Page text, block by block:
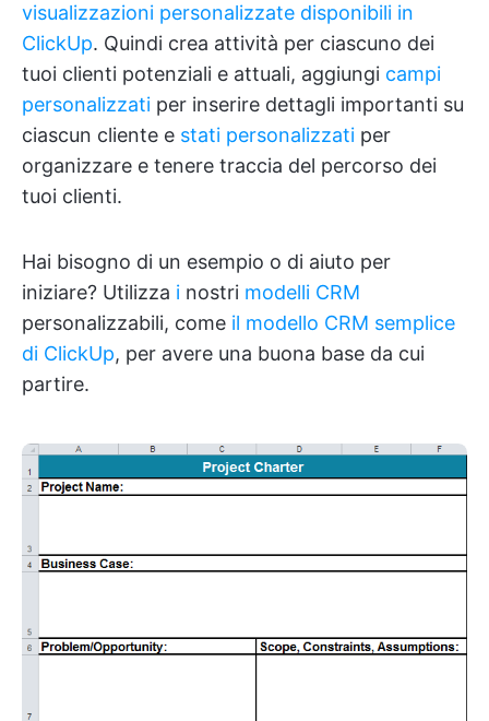
visualizzazioni personalizzate disponibili in
ClickUp. Quindi crea attività per ciascuno dei
tuoi clienti potenziali e attuali, aggiungi campi
personalizzati per inserire dettagli importanti su
ciascun cliente e stati personalizzati per
organizzare e tenere traccia del percorso dei
tuoi clienti.
Hai bisogno di un esempio o di aiuto per
iniziare? Utilizza i nostri modelli CRM
personalizzabili, come il modello CRM semplice
di ClickUp, per avere una buona base da cui
partire.